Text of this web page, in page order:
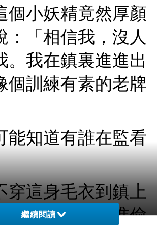
個小妖精竟然厚顏
：「相信我，沒人
。我在鎮裏進進出
個訓練有素的老牌
能知道有誰在監看
穿這身毛衣到鎮上
上眼睛，先不准偷
繼續閱讀